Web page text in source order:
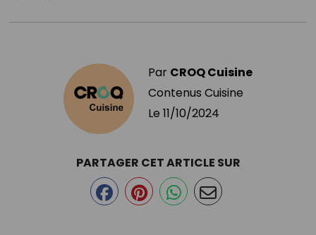
Par CROQ Cuisine
Contenus Cuisine
Le 11/10/2024
PARTAGER CET ARTICLE SUR